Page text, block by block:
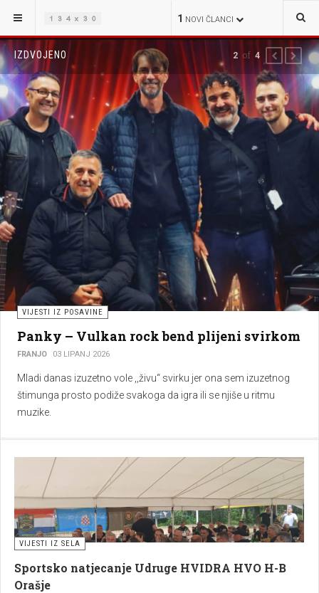
1 NOVI ČLANCI
IZDVOJENO
VIJESTI IZ POSAVINE
Panky – Vulkan rock bend plijeni svirkom
FRANJO 03 LIPANJ 2026
Mladi danas izuzetno vole ,,živu“ svirku jer ona sem izuzetnog
štimunga prosto podiže svakoga da igra ili se njiše u ritmu
muzike.
2 of 4 PREVIOUS
NEXT
VIJESTI IZ SELA
Sportsko natjecanje Udruge HVIDRA HVO H-B
Orašje